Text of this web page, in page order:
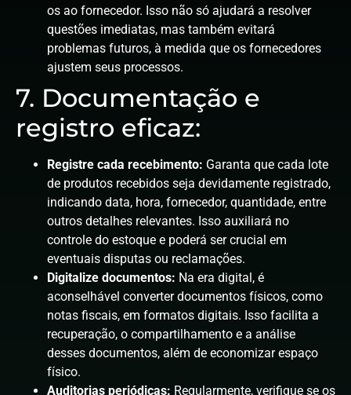
os ao fornecedor. Isso não só ajudará a resolver
questões imediatas, mas também evitará
problemas futuros, à medida que os fornecedores
ajustem seus processos.
7. Documentação e
registro eficaz:
Registre cada recebimento: Garanta que cada lote
de produtos recebidos seja devidamente registrado,
indicando data, hora, fornecedor, quantidade, entre
outros detalhes relevantes. Isso auxiliará no
controle do estoque e poderá ser crucial em
eventuais disputas ou reclamações.
Digitalize documentos: Na era digital, é
aconselhável converter documentos físicos, como
notas fiscais, em formatos digitais. Isso facilita a
recuperação, o compartilhamento e a análise
desses documentos, além de economizar espaço
físico.
Auditorias periódicas: Regularmente, verifique se os